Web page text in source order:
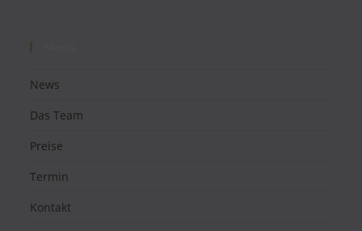
News
Das Team
Preise
Termin
Kontakt